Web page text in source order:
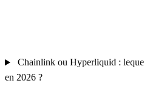
Chainlink ou Hyperliquid :
en 2026 ?